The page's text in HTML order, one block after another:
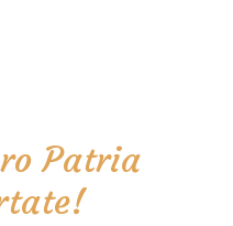
Patria